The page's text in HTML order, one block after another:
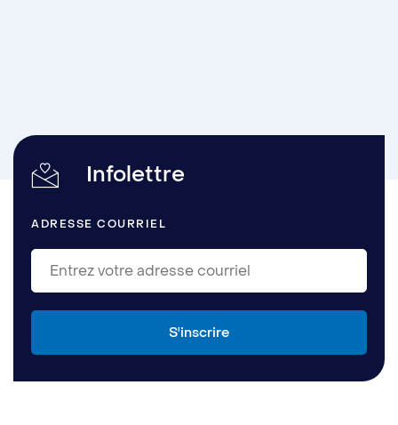
Infolettre
ADRESSE COURRIEL